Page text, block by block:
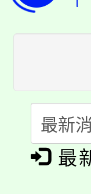
桃園
視
半
者。
大
份
大
份教
淨零
會
115
程
「本
最